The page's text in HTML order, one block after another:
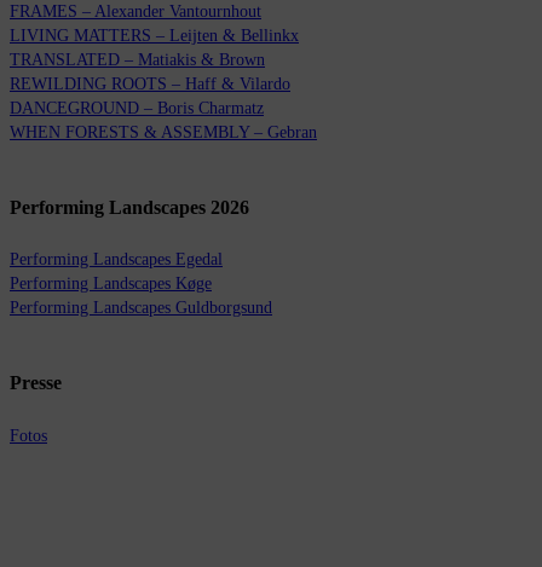
FRAMES – Alexander Vantournhout
LIVING MATTERS – Leijten & Bellinkx
TRANSLATED – Matiakis & Brown
REWILDING ROOTS – Haff & Vilardo
DANCEGROUND – Boris Charmatz
WHEN FORESTS & ASSEMBLY – Gebran
Performing Landscapes 2026
Performing Landscapes Egedal
Performing Landscapes Køge
Performing Landscapes Guldborgsund
Presse
Fotos